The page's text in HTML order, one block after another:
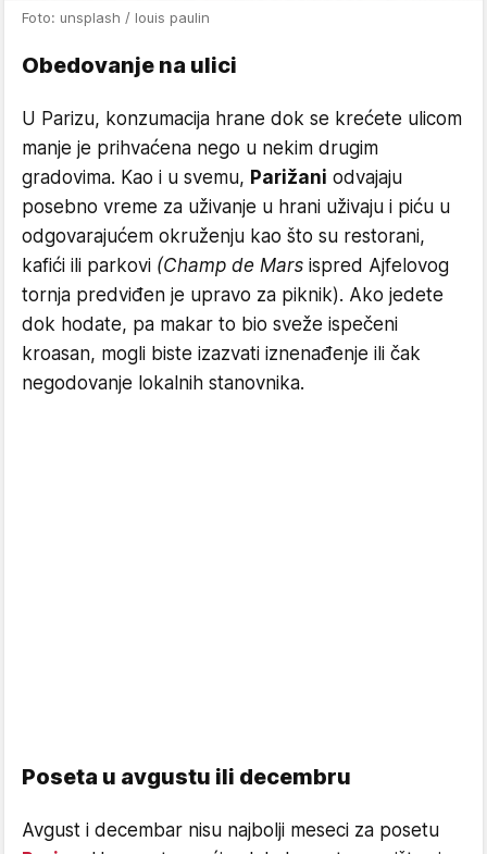
Foto: unsplash / louis paulin
Obedovanje na ulici
U Parizu, konzumacija hrane dok se krećete ulicom
manje je prihvaćena nego u nekim drugim
gradovima. Kao i u svemu, Parižani odvajaju
posebno vreme za uživanje u hrani uživaju i piću u
odgovarajućem okruženju kao što su restorani,
kafići ili parkovi (Champ de Mars ispred Ajfelovog
tornja predviđen je upravo za piknik). Ako jedete
dok hodate, pa makar to bio sveže ispečeni
kroasan, mogli biste izazvati iznenađenje ili čak
negodovanje lokalnih stanovnika.
Poseta u avgustu ili decembru
Avgust i decembar nisu najbolji meseci za posetu